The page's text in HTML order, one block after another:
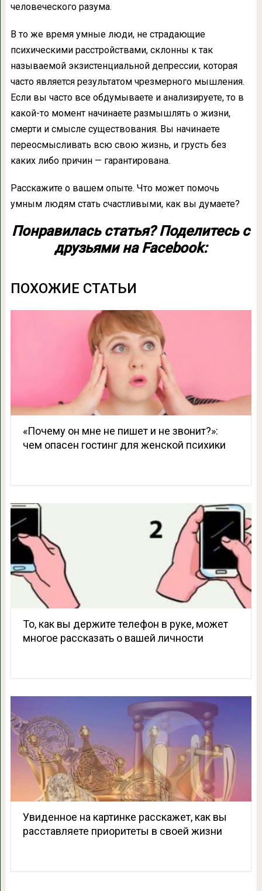
человеческого разума.
В то же время умные люди, не страдающие
психическими расстройствами, склонны к так
называемой экзистенциальной депрессии, которая
часто является результатом чрезмерного мышления.
Если вы часто все обдумываете и анализируете, то в
какой-то момент начинаете размышлять о жизни,
смерти и смысле существования. Вы начинаете
переосмысливать всю свою жизнь, и грусть без
каких либо причин — гарантирована.
Расскажите о вашем опыте. Что может помочь
умным людям стать счастливыми, как вы думаете?
Понравилась статья? Поделитесь с
друзьями на Facebook:
ПОХОЖИЕ СТАТЬИ
«Почему он мне не пишет и не звонит?»:
чем опасен гостинг для женской психики
То, как вы держите телефон в руке, может
многое рассказать о вашей личности
Увиденное на картинке расскажет, как вы
расставляете приоритеты в своей жизни